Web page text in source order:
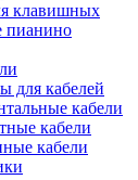
клавишных
пианино
для кабелей
кабели
кабели
кабели